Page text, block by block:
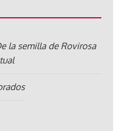
la semilla de Rovirosa